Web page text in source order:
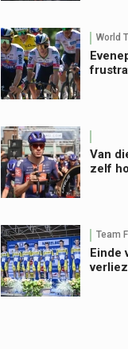
World
Van
zelf
Team
Einde